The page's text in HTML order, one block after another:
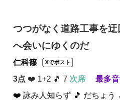
つつがなく道路工事を
へ会いにゆくのだ
仁科篠 Xでポスト
3点 ❤️ 1+2 🎵 7 次席
最多音
❤️ 詠み人知らず 🎵 だちょう